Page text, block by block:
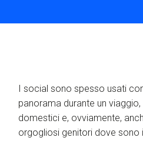
I social sono spesso usati
panorama durante un
domestici e, ovviamente,
orgogliosi genitori dove sono